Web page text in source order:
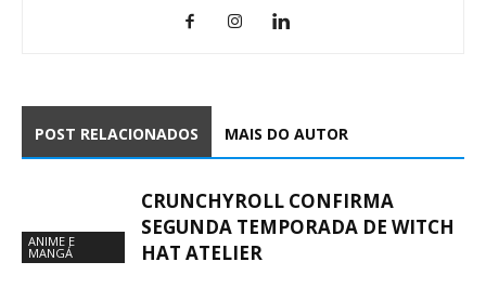
POST RELACIONADOS MAIS DO AUTOR
ANIME E
MANGÁ
CRUNCHYROLL CONFIRMA
SEGUNDA TEMPORADA DE WITCH
HAT ATELIER